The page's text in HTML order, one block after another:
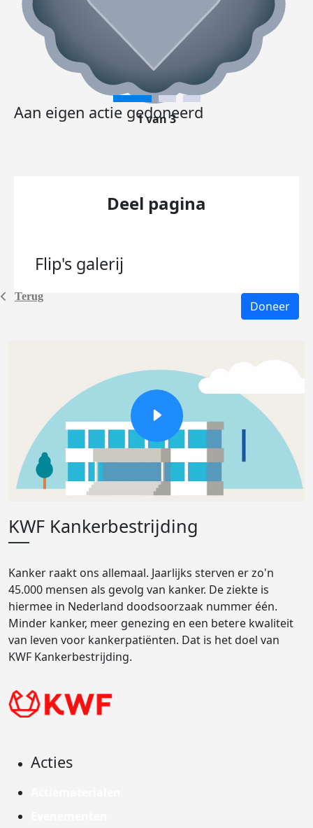
Terug
Aan eigen actie gedoneerd
1 van 3
Deel pagina
Flip's galerij
Doneer
KWF Kankerbestrijding
Kanker raakt ons allemaal. Jaarlijks sterven er zo'n
45.000 mensen als gevolg van kanker. De ziekte is
hiermee in Nederland doodsoorzaak nummer één.
Minder kanker, meer genezing en een betere kwaliteit
van leven voor kankerpatiënten. Dat is het doel van
KWF Kankerbestrijding.
Acties